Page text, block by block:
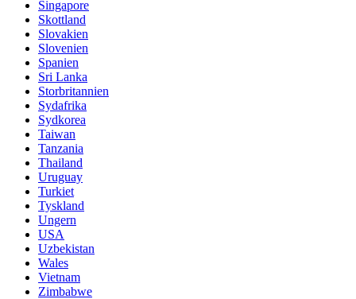
Singapore
Skottland
Slovakien
Slovenien
Spanien
Sri Lanka
Storbritannien
Sydafrika
Sydkorea
Taiwan
Tanzania
Thailand
Uruguay
Turkiet
Tyskland
Ungern
USA
Uzbekistan
Wales
Vietnam
Zimbabwe